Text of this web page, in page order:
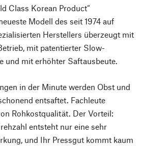
Class Korean Product“
Modell des seit 1974 auf
Herstellers überzeugt mit
mit patentierter Slow-
und mit erhöhter Saftausbeute.
in der Minute werden Obst und
entsaftet. Fachleute
Rohkostqualität. Der Vorteil:
entsteht nur eine sehr
und Ihr Pressgut kommt kaum